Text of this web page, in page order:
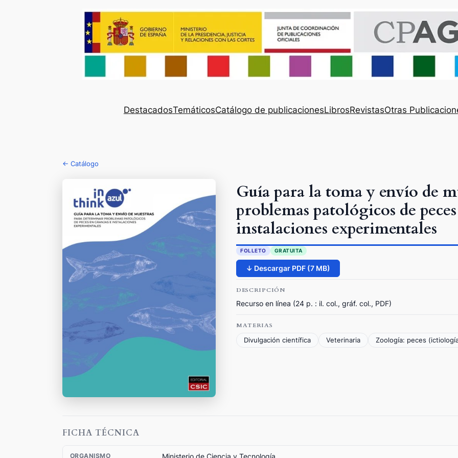
DestacadosTemáticosCatálogo de publicacionesLibrosRevistasOtras
← Catálogo
Guía para la toma y envío de
problemas patológicos de
instalaciones experimentales
FOLLETO GRATUITA
↓ Descargar PDF (7 MB)
DESCRIPCIÓN
Recurso en línea (24 p. : il. col., gráf. col., PDF)
MATERIAS
Divulgación científica
Veterinaria Zoología: peces
FICHA TÉCNICA
ORGANISMO Ministerio de Ciencia y Tecnología